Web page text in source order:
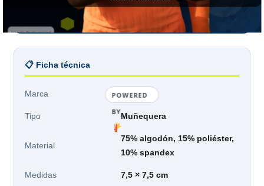
sensación, no por presupuesto.
📋 Ficha técnica
Marca Tilki
Tipo Muñequera
Material
75% algodón, 15% poliéster,
10% spandex
Medidas 7,5 × 7,5 cm
POWERED
BY